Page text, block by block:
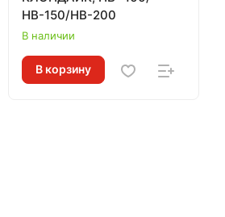
НВ-150/НВ-200
В наличии
В корзину